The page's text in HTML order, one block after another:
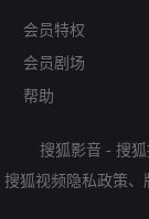
会员特权
会员剧场
帮助
搜狐影音 - 搜
搜狐视频隐私政策、